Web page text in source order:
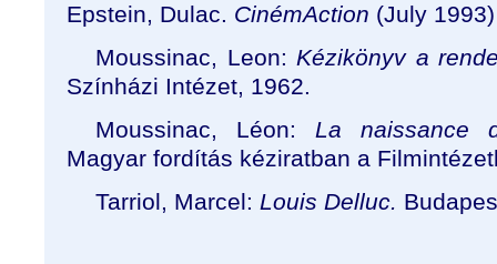
Epstein, Dulac. CinémAction (July
Moussinac, Leon: Kézikönyv a
Színházi Intézet, 1962.
Moussinac, Léon: La naissance
Magyar fordítás kéziratban a
Tarriol, Marcel: Louis Delluc.